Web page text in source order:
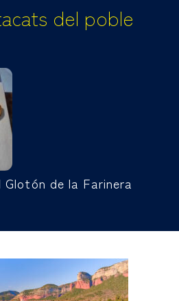
del poble
de la Farinera